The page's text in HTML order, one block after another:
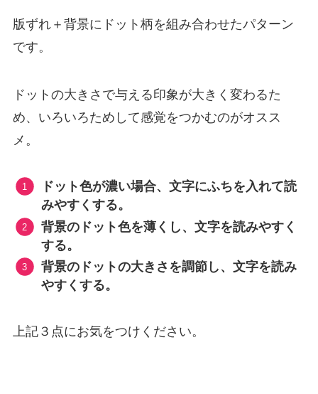
版ずれ＋背景にドット柄を組み合わせたパターン
です。
ドットの大きさで与える印象が大きく変わるた
め、いろいろためして感覚をつかむのがオスス
メ。
ドット色が濃い場合、文字にふちを入れて読
みやすくする。
背景のドット色を薄くし、文字を読みやすく
する。
背景のドットの大きさを調節し、文字を読み
やすくする。
上記３点にお気をつけください。